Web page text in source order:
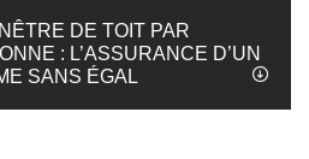
DE TOIT PAR
: L’ASSURANCE D’UN
SANS ÉGAL